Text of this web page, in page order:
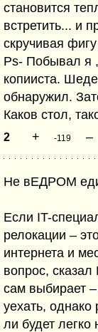
становится
встретить... и
скручивая
Ps- Побывал я ,
копииста.
обнаружил.
Каков стол,
2 + -119 –
Не вЕДРОМ
Если IT-
релокации –
интернета и
вопрос,
сам выбирает –
уехать, однако
ли будет легко